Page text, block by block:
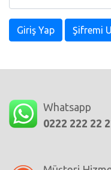
Giriş Yap Şifremi
Whatsapp
0222 222 22